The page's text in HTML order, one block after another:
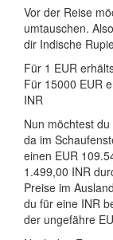
Vor der Reise
umtauschen.
dir Indische
Für 1 EUR
Für 15000 EUR
INR
Nun möchtest
da im
einen EUR
1.499,00 INR
Preise im
du für eine INR
der ungefähre